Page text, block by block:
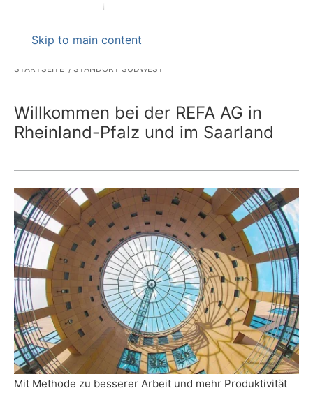
Skip to main content
STARTSEITE STANDORT SÜDWEST
Willkommen bei der REFA AG in
Rheinland-Pfalz und im Saarland
Mit Methode zu besserer Arbeit und mehr Produktivität